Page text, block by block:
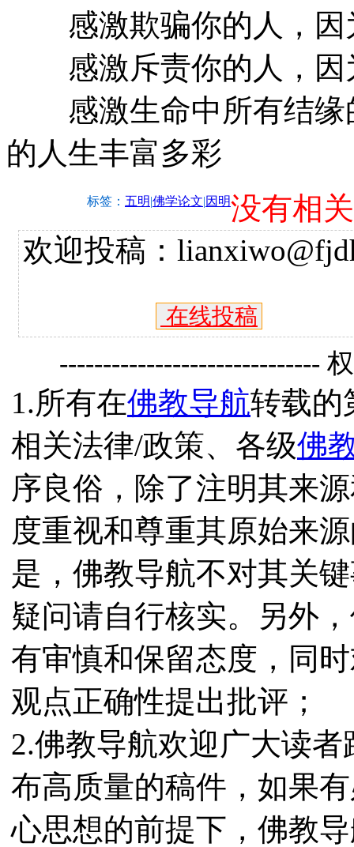
感激欺骗你的人，因
感激斥责你的人，因
感激生命中所有结缘
的人生丰富多彩
标签： 五明|佛学论文|因明没有相
欢迎投稿：
在线投稿
------------------------------
1.所有在佛教导航转载的
相关法律/政策、各级佛
序良俗，除了注明其来
度重视和尊重其原始来
是，佛教导航不对其关
疑问请自行核实。另外
有审慎和保留态度，同
观点正确性提出批评；
2.佛教导航欢迎广大读
布高质量的稿件，如果
心思想的前提下，佛教